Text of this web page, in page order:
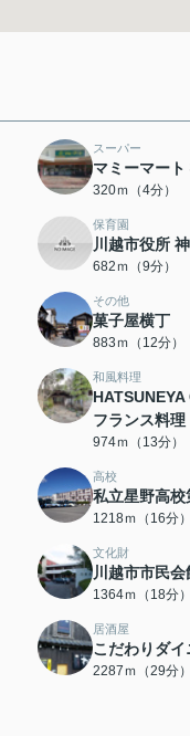
スーパー
マミーマー
320ｍ（4分）
保育園
川越市役所
682ｍ（9分）
その他
菓子屋横丁
883ｍ（12分）
和風料理
HATSUNEYA
フランス料理
974ｍ（13分）
高校
私立星野高校
1218ｍ（16分）
文化財
川越市市民会
1364ｍ（18分）
居酒屋
こだわりダ
2287ｍ（29分）